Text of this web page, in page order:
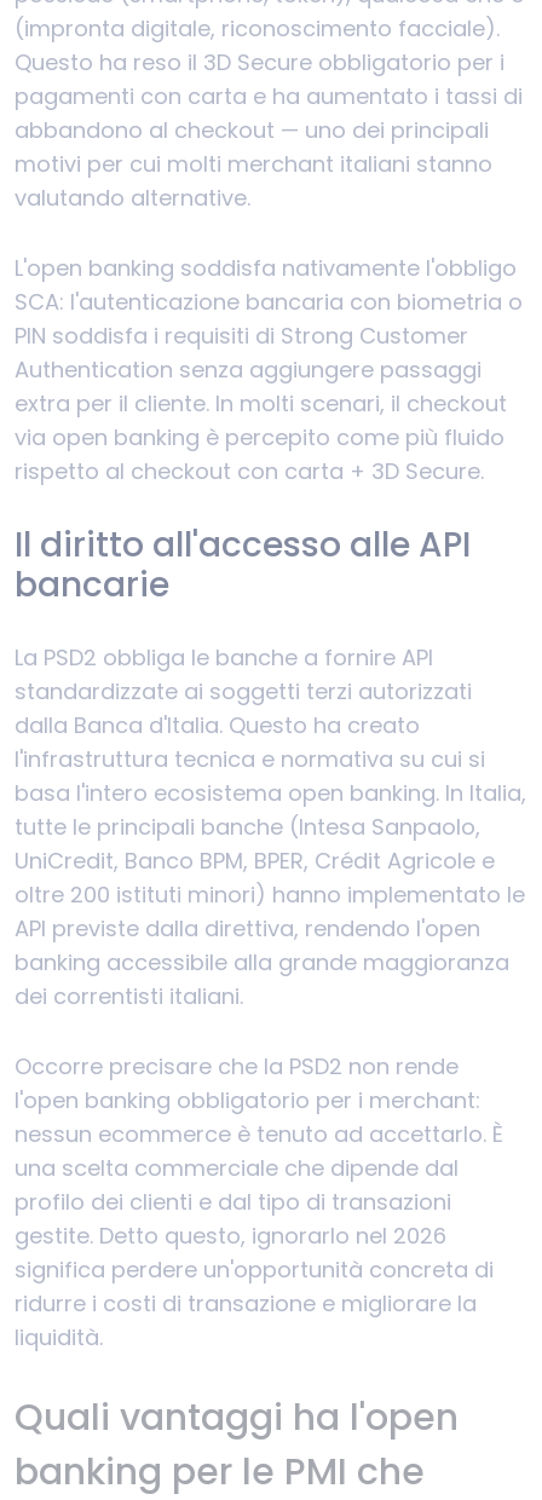
(impronta digitale, riconoscimento facciale).
Questo ha reso il 3D Secure obbligatorio per i
pagamenti con carta e ha aumentato i tassi di
abbandono al checkout — uno dei principali
motivi per cui molti merchant italiani stanno
valutando alternative.
L'open banking soddisfa nativamente l'obbligo
SCA: l'autenticazione bancaria con biometria o
PIN soddisfa i requisiti di Strong Customer
Authentication senza aggiungere passaggi
extra per il cliente. In molti scenari, il checkout
via open banking è percepito come più fluido
rispetto al checkout con carta + 3D Secure.
Il diritto all'accesso alle API
bancarie
La PSD2 obbliga le banche a fornire API
standardizzate ai soggetti terzi autorizzati
dalla Banca d'Italia. Questo ha creato
l'infrastruttura tecnica e normativa su cui si
basa l'intero ecosistema open banking. In Italia,
tutte le principali banche (Intesa Sanpaolo,
UniCredit, Banco BPM, BPER, Crédit Agricole e
oltre 200 istituti minori) hanno implementato le
API previste dalla direttiva, rendendo l'open
banking accessibile alla grande maggioranza
dei correntisti italiani.
Occorre precisare che la PSD2 non rende
l'open banking obbligatorio per i merchant:
nessun ecommerce è tenuto ad accettarlo. È
una scelta commerciale che dipende dal
profilo dei clienti e dal tipo di transazioni
gestite. Detto questo, ignorarlo nel 2026
significa perdere un'opportunità concreta di
ridurre i costi di transazione e migliorare la
liquidità.
Quali vantaggi ha l'open
banking per le PMI che